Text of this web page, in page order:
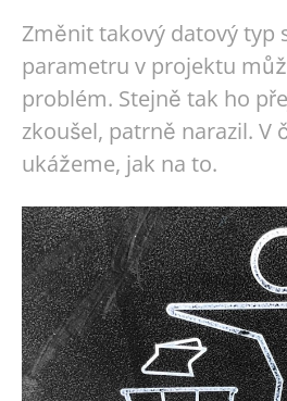
Změnit takový datový typ
parametru v projektu
problém. Stejně tak ho
zkoušel, patrně narazil. V
ukážeme, jak na to.